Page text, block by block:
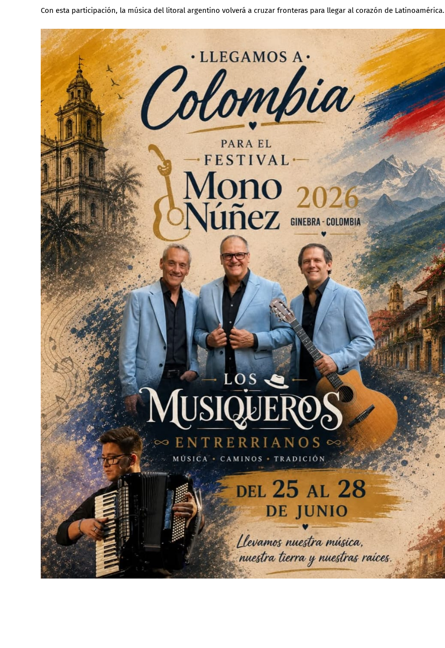
Con esta participación, la música del litoral argentino volverá a cruzar fronteras para llegar al corazón de Latinoamérica.